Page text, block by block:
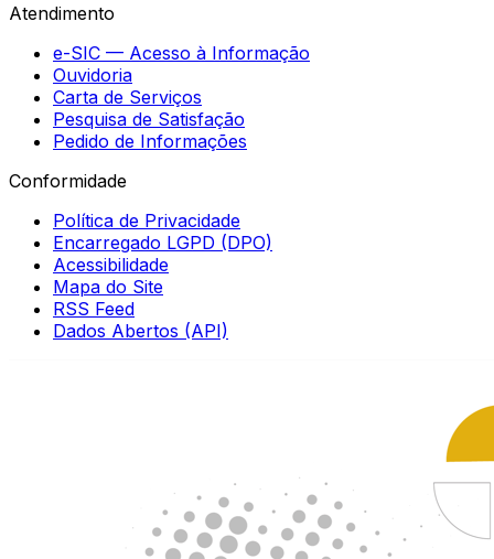
Atendimento
e-SIC — Acesso à Informação
Ouvidoria
Carta de Serviços
Pesquisa de Satisfação
Pedido de Informações
Conformidade
Política de Privacidade
Encarregado LGPD (DPO)
Acessibilidade
Mapa do Site
RSS Feed
Dados Abertos (API)